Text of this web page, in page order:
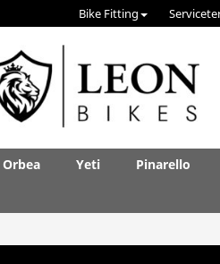
Bike Fitting
Orbea Yeti Pinarello